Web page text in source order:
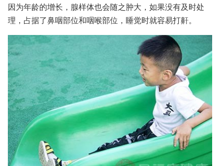
因为年龄的增长，腺样体也会随之肿大，如果没有及时处
理，占据了鼻咽部位和咽喉部位，睡觉时就容易打鼾。